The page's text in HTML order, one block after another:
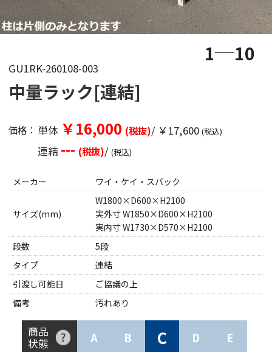
1 10
GU1RK-260108-003
中量ラック[連結]
価格： 単体 ￥16,000 (税抜)/ ￥17,600 (税込)
連結 --- (税抜)/(税込)
メーカー ワイ・ケイ・スパック
サイズ(mm)
W1800×D600×H2100
実外寸 W1850×D600×H2100
実内寸 W1730×D570×H2100
段数
5段
タイプ
連結
引渡し可能日
ご協議の上
備考
汚れあり
商品
状態
A B C D E